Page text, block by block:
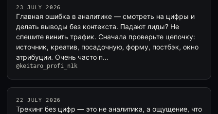
23 JULY 2026
Главная ошибка в аналитике — смотреть на цифры и
делать выводы без контекста. Падают лиды? Не
спешите винить трафик. Сначала проверьте цепочку:
источник, креатив, посадочную, форму, постбэк, окно
атрибуции. Очень часто п…
@keitaro_profi_n1k
22 JULY 2026
Трекинг без цифр — это не аналитика, а ощущение, что